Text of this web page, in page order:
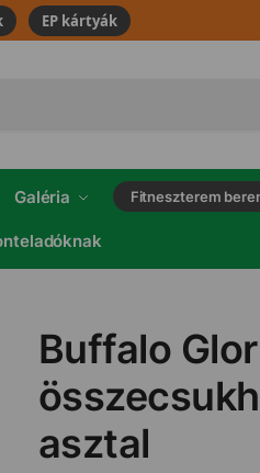
EP kártyák
Galéria Fitneszterem
Buffalo
asztal